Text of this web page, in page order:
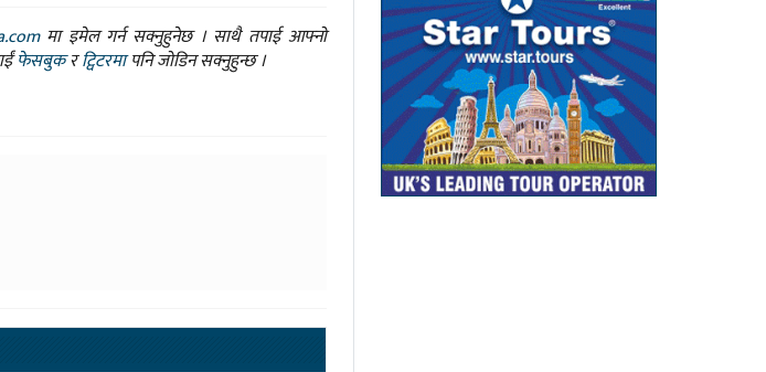
मा इमेल गर्न सक्नुहुनेछ । साथै तपाई आफ्नो
फेसबुकरट्विटरमापनि जोडिन सक्नुहुन्छ ।